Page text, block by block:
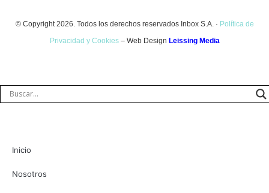
© Copyright 2026. Todos los derechos reservados Inbox S.A. · Política de
Privacidad y Cookies– Web Design Leissing Media
Inicio
Nosotros